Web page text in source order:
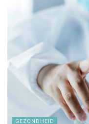
GEZONDHEID